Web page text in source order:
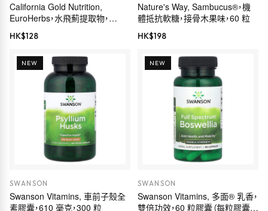
California Gold Nutrition,
EuroHerbs，水飛薊提取物，
Euromed 品質，175 毫克，60 粒
素食膠囊
HK$128
Nature's Way, Sambucus®，機
體抵抗軟糖，接骨木果味，60 粒
HK$198
NEW
SWANSON
Swanson Vitamins, 車前子殼全
素膠囊，610 毫克，300 粒
NEW
SWANSON
Swanson Vitamins, 多面® 乳香，
雙倍功效，60 粒膠囊（每粒膠囊